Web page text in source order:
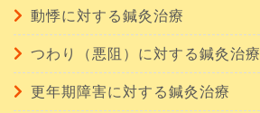
動悸に対する鍼灸治療
つわり（悪阻）に対する鍼灸治療
更年期障害に対する鍼灸治療